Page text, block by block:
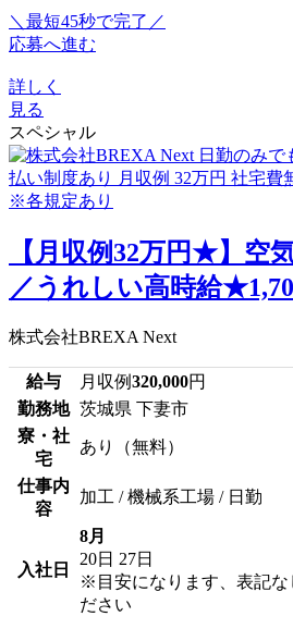
＼最短45秒で完了／
応募へ進む
詳しく
見る
スペシャル
【月収例32万円★】空
／うれしい高時給
株式会社BREXA Next
給与 月収例320,000円
勤務地 茨城県 下妻市
寮・社
宅
あり（無料）
仕事内
容
加工 / 機械系工場 / 日勤
入社日
8月
20日 27日
※目安になります、表記な
ださい